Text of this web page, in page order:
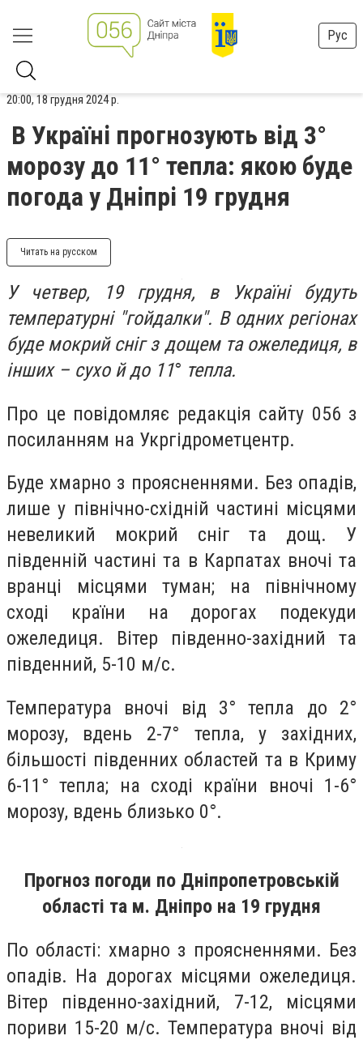
Рус
20:00, 18 грудня 2024 р.
В Україні прогнозують від 3°
морозу до 11° тепла: якою буде
погода у Дніпрі 19 грудня
Читать на русском
У четвер, 19 грудня, в Україні будуть
температурні "гойдалки". В одних регіонах
буде мокрий сніг з дощем та ожеледиця, в
інших – сухо й до 11° тепла.
Про це повідомляє редакція сайту 056 з
посиланням на Укргідрометцентр.
Буде хмарно з проясненнями. Без опадів,
лише у північно-східній частині місцями
невеликий мокрий сніг та дощ. У
південній частині та в Карпатах вночі та
вранці місцями туман; на північному
сході країни на дорогах подекуди
ожеледиця. Вітер південно-західний та
південний, 5-10 м/с.
Температура вночі від 3° тепла до 2°
морозу, вдень 2-7° тепла, у західних,
більшості південних областей та в Криму
6-11° тепла; на сході країни вночі 1-6°
морозу, вдень близько 0°.
Прогноз погоди по Дніпропетровській
області та м. Дніпро на 19 грудня
По області: хмарно з проясненнями. Без
опадів. На дорогах місцями ожеледиця.
Вітер південно-західний, 7-12, місцями
пориви 15-20 м/с. Температура вночі від